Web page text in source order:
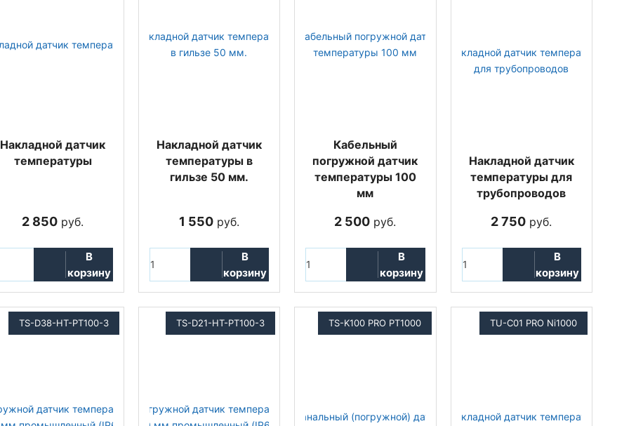
Накладной датчик
температуры
2 850 руб.
В
корзину
Накладной датчик
температуры в
гильзе 50 мм.
1 550руб.
В
корзину
Кабельный
погружной датчик
температуры 100
мм
2 500 руб.
В
корзину
Накладной датчик
температуры для
трубопроводов
2 750 руб.
В
корзину
TS-D38-HT-PT100-3 TS-D21-HT-PT100-3 TS-K100 PRO PT1000 TU-C01 PRO Ni1000